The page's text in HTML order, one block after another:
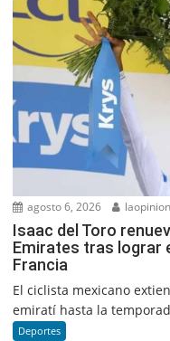
agosto 6, 2026 laopinion
Isaac del Toro
Emirates tras lograr
Francia
El ciclista mexicano
emiratí hasta la
Deportes